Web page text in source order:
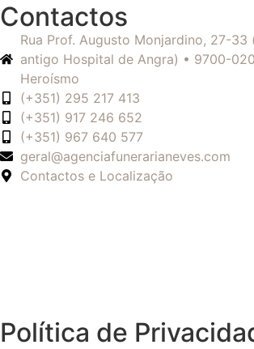
Contactos
Rua Prof. Augusto Monjardino, 27-33
antigo Hospital de Angra) • 9700-
Heroísmo
(+351) 295 217 413
(+351) 917 246 652
(+351) 967 640 577
geral@agenciafunerarianeves.com
Contactos e Localização
Política de